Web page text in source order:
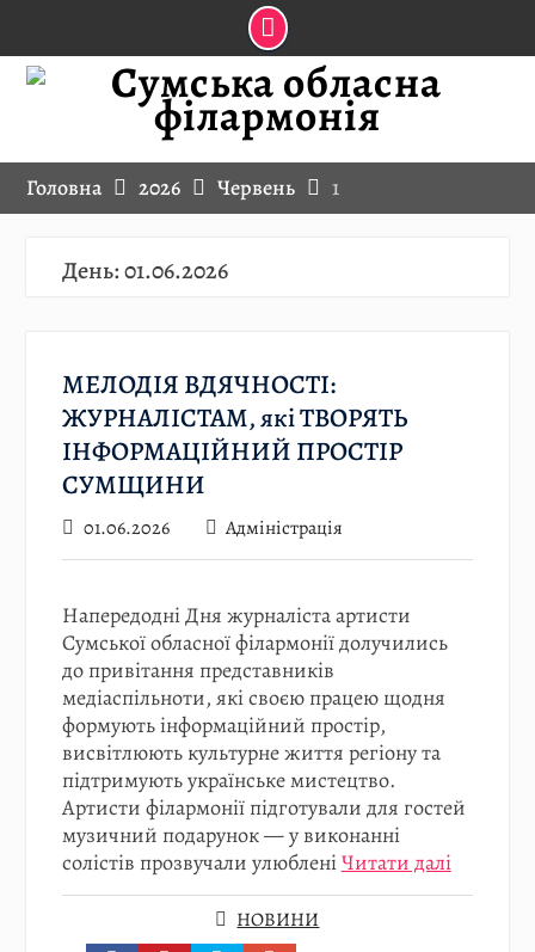
Skip
Головна 2026 Червень 1
День:01.06.2026
МЕЛОДІЯ ВДЯЧНОСТІ:
ЖУРНАЛІСТАМ, які ТВОРЯТЬ
ІНФОРМАЦІЙНИЙ ПРОСТІР
СУМЩИНИ
01.06.2026 Адміністрація
Напередодні Дня журналіста артисти
Сумської обласної філармонії долучились
до привітання представників
медіаспільноти, які своєю працею щодня
формують інформаційний простір,
висвітлюють культурне життя регіону та
підтримують українське мистецтво.
Артисти філармонії підготували для гостей
музичний подарунок — у виконанні
солістів прозвучали улюбленіЧитати далі
НОВИНИ